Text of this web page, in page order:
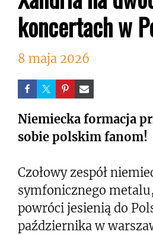
koncertach w
8 maja 2026
Niemiecka formacja
sobie polskim fanom!
Czołowy zespół
symfonicznego
powróci jesienią do
października w